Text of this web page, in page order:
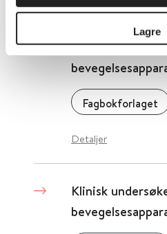
Lagre
Klinisk
Fagbokforlaget
Detaljer
Klinisk